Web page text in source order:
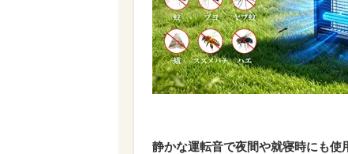
静かな運転音で夜間や就寝時にも使